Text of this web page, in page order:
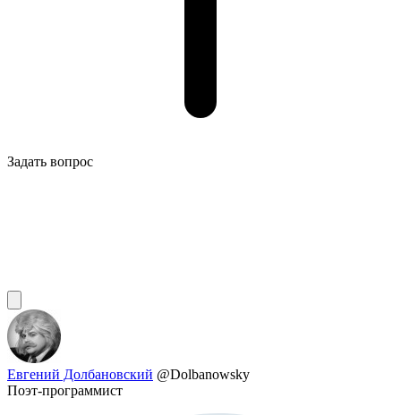
Задать вопрос
Евгений Долбановский @Dolbanowsky
Поэт-программист